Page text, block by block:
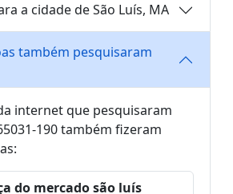
a cidade de São Luís, MA
também pesquisaram
internet que pesquisaram
190 também fizeram
do mercado são luís